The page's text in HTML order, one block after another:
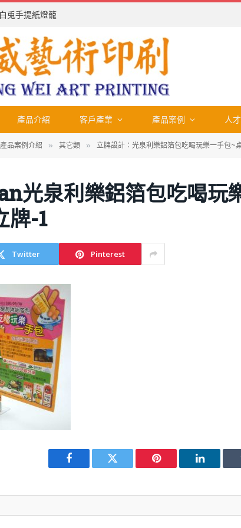
兎手提紙燈籠
產品介紹 客戶產業 產品案例 人
產品案例介紹 » 其它類 » 立牌設計：光泉利樂鋁箔包吃喝玩樂一手包~
光泉利樂鋁箔包吃喝玩
牌-1
Twitter Pinterest
Facebook Twitter Pinterest LinkedIn